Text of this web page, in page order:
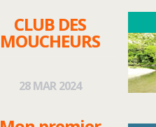
CLUB DES
MOUCHEURS
28 MAR 2024